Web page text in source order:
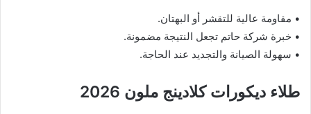
• مقاومة عالية للتقشر أو البهتان.
• خبرة شركة حاتم تجعل النتيجة مضمونة.
• سهولة الصيانة والتجديد عند الحاجة.
طلاء ديكورات كلادينج ملون 2026